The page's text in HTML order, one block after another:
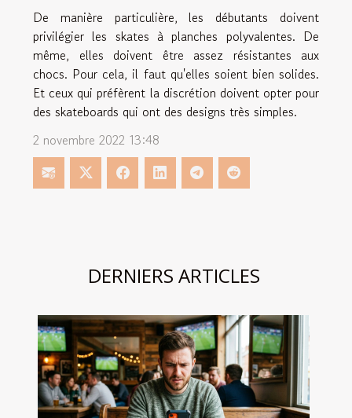
De manière particulière, les débutants doivent
privilégier les skates à planches polyvalentes. De
même, elles doivent être assez résistantes aux
chocs. Pour cela, il faut qu'elles soient bien solides.
Et ceux qui préfèrent la discrétion doivent opter pour
des skateboards qui ont des designs très simples.
2 novembre 2022 13:48
DERNIERS ARTICLES